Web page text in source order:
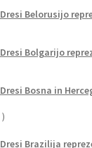
Dresi Belorusijo
Dresi Bolgarijo
Dresi Bosna in
15
Dresi Brazilija